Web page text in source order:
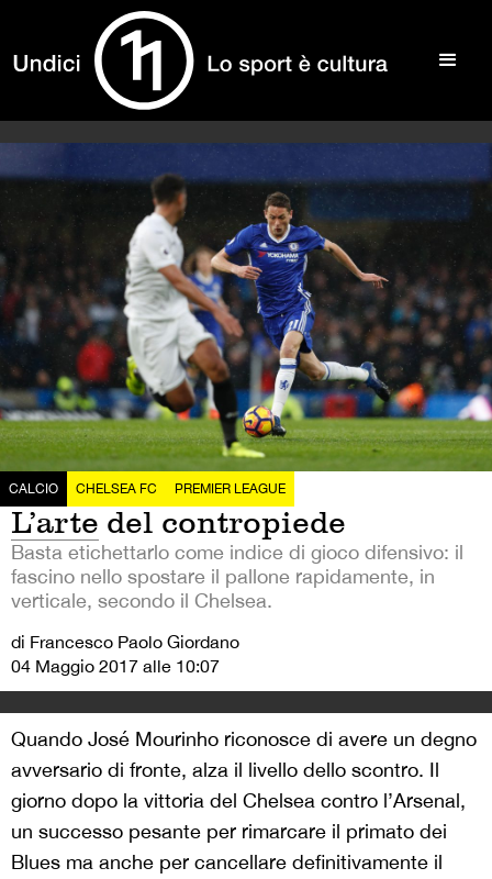
CALCIO CHELSEA FC PREMIER LEAGUE
L’arte del contropiede
Basta etichettarlo come indice di gioco difensivo: il
fascino nello spostare il pallone rapidamente, in
verticale, secondo il Chelsea.
di Francesco Paolo Giordano
04 Maggio 2017 alle 10:07
Quando José Mourinho riconosce di avere un degno
avversario di fronte, alza il livello dello scontro. Il
giorno dopo la vittoria del Chelsea contro l’Arsenal,
un successo pesante per rimarcare il primato dei
Blues ma anche per cancellare definitivamente il